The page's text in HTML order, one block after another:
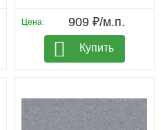
Цена: 909 ₽/м.п.
Купить